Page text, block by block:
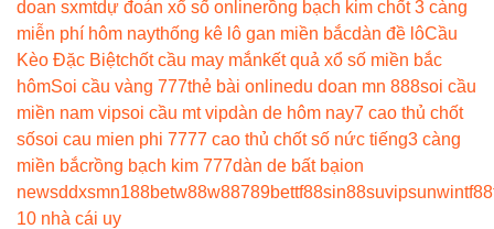
doan sxmtdự đoán xổ số onlinerồng bạch kim chốt 3 càng
miễn phí hôm naythống kê lô gan miền bắcdàn đề lôCầu
Kèo Đặc Biệtchốt cầu may mắnkết quả xổ số miền bắc
hômSoi cầu vàng 777thẻ bài onlinedu doan mn 888soi cầu
miền nam vipsoi cầu mt vipdàn de hôm nay7 cao thủ chốt
sốsoi cau mien phi 7777 cao thủ chốt số nức tiếng3 càng
miền bắcrồng bạch kim 777dàn de bất bạion
newsddxsmn188betw88w88789bettf88sin88suvipsunwintf88
10 nhà cái uy